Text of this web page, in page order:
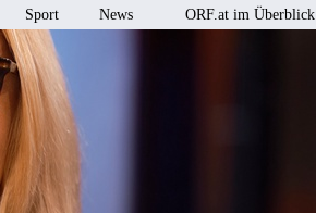
Sport News ORF.at im Überblick